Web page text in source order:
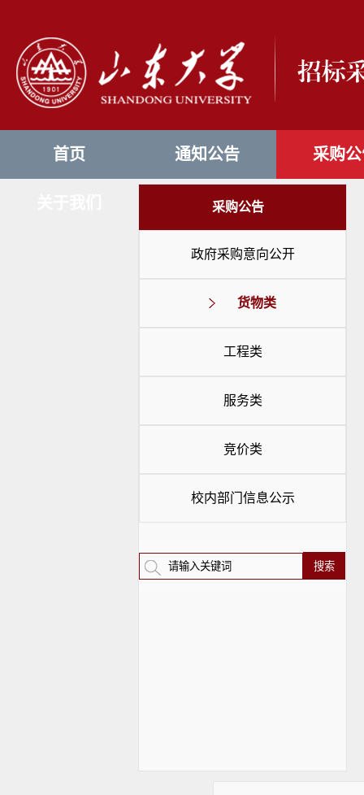
首页 通知公告 采购
采购公告
政府采购意向公开
货物类
工程类
服务类
竞价类
校内部门信息公示